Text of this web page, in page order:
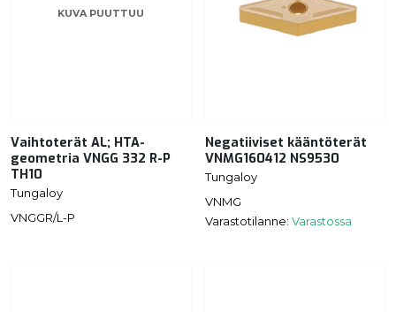
KUVA PUUTTUU
Vaihtoterät AL; HTA-
geometria VNGG 332 R-P
TH10
Tungaloy
VNGGR/L-P
Negatiiviset kääntöterät
VNMG160412 NS9530
Tungaloy
VNMG
Varastotilanne: Varastossa